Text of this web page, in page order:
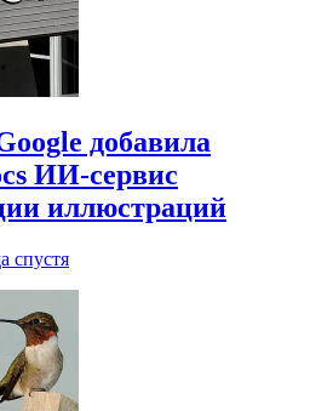
добавила
ИИ-сервис
иллюстраций
спустя